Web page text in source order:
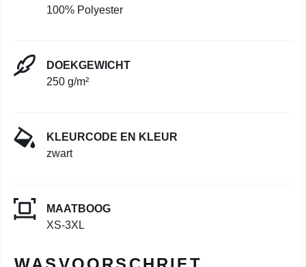
100% Polyester
DOEKGEWICHT
250 g/m²
KLEURCODE EN KLEUR
zwart
MAATBOOG
XS-3XL